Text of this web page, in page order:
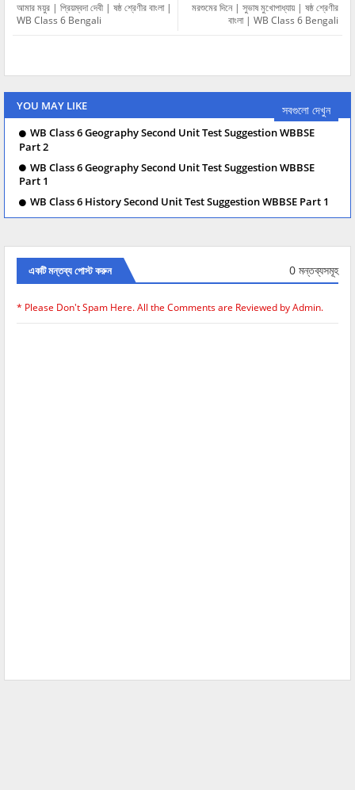
মরশুমের দিনে | সুভাষ মুখোপাধ্যায় | ষষ্ঠ শ্রেণীর
বাংলা | WB Class 6 Bengali
আমার ময়ুর | প্রিয়ম্বদা দেবী | ষষ্ঠ শ্রেণীর বাংলা |
WB Class 6 Bengali
YOU MAY LIKE সবগুলো দেখুন
WB Class 6 Geography Second Unit Test Suggestion WBBSE
Part 2
WB Class 6 Geography Second Unit Test Suggestion WBBSE
Part 1
WB Class 6 History Second Unit Test Suggestion WBBSE Part 1
একটি মন্তব্য পোস্ট করুন 0 মন্তব্যসমূহ
* Please Don't Spam Here. All the Comments are Reviewed by Admin.